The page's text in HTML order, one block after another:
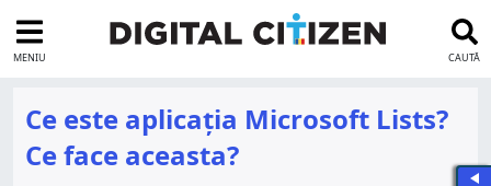
MENIU CAUTĂ
Ce este aplicația Microsoft Lists?
Ce face aceasta?